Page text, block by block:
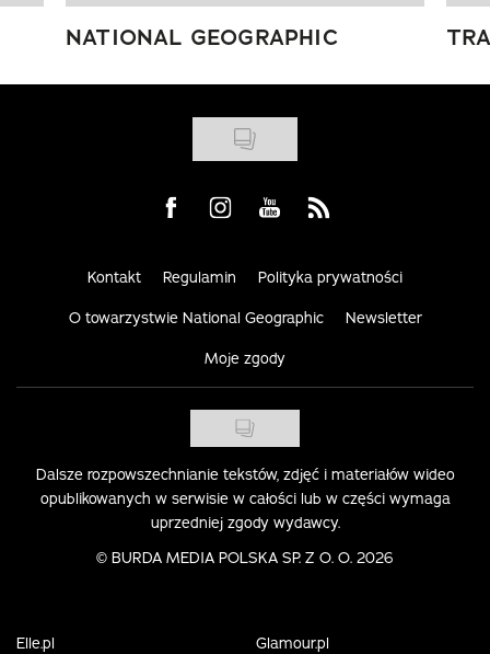
NATIONAL GEOGRAPHIC
Visit us on Facebook
Visit us on Instagram
Visit us on Youtube
Visit us on Rss
Kontakt Regulamin Polityka prywatności
O towarzystwie National Geographic Newsletter
Moje zgody
Dalsze rozpowszechnianie tekstów, zdjęć i materiałów wideo
opublikowanych w serwisie w całości lub w części wymaga
uprzedniej zgody wydawcy.
© BURDA MEDIA POLSKA SP. Z O. O. 2026
Elle.pl
Glamour.pl